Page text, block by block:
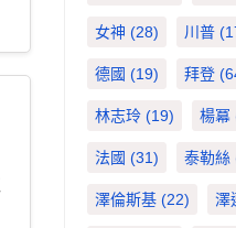
女神 (28) 川普
德國 (19) 拜登
林志玲 (19) 楊冪
法國 (31) 泰勒絲
澤倫斯基 (22) 澤